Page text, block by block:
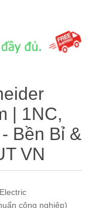
| 1NC,
Bền Bỉ &
VN
công nghiệp)